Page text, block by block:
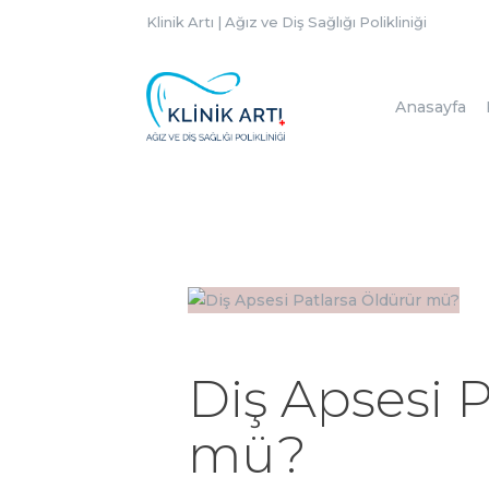
Klinik Artı | Ağız ve Diş Sağlığı Polikliniği
Anasayfa
Diş Apsesi
mü?